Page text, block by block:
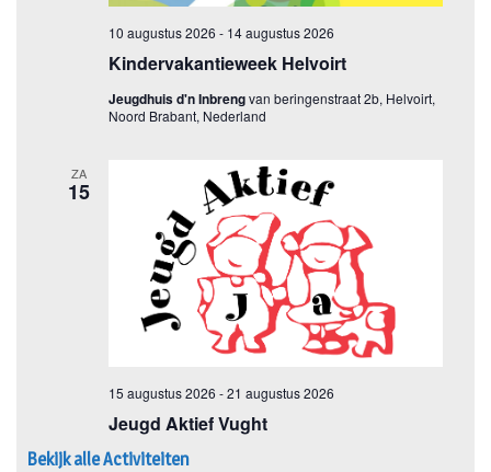
Bekijk alle Activiteiten